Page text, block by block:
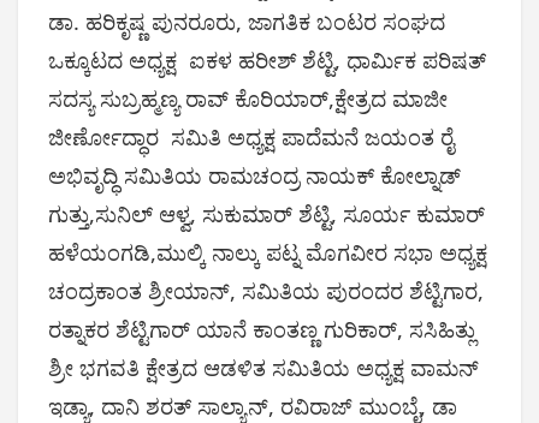
ಡಾ. ಹರಿಕೃಷ್ಣ ಪುನರೂರು, ಜಾಗತಿಕ ಬಂಟರ ಸಂಘದ
ಒಕ್ಕೂಟದ ಅಧ್ಯಕ್ಷ ಐಕಳ ಹರೀಶ್ ಶೆಟ್ಟಿ, ಧಾರ್ಮಿಕ ಪರಿಷತ್
ಸದಸ್ಯ ಸುಬ್ರಹ್ಮಣ್ಯ ರಾವ್ ಕೊರಿಯಾರ್,ಕ್ಷೇತ್ರದ ಮಾಜೀ
ಜೀರ್ಣೋದ್ಧಾರ ಸಮಿತಿ ಅಧ್ಯಕ್ಷ ಪಾದೆಮನೆ ಜಯಂತ ರೈ
ಅಭಿವೃದ್ಧಿ ಸಮಿತಿಯ ರಾಮಚಂದ್ರ ನಾಯಕ್ ಕೋಲ್ನಾಡ್
ಗುತ್ತು,ಸುನಿಲ್ ಆಳ್ವ, ಸುಕುಮಾರ್ ಶೆಟ್ಟಿ, ಸೂರ್ಯ ಕುಮಾರ್
ಹಳೆಯಂಗಡಿ,ಮುಲ್ಕಿ ನಾಲ್ಕು ಪಟ್ನ ಮೊಗವೀರ ಸಭಾ ಅಧ್ಯಕ್ಷ
ಚಂದ್ರಕಾಂತ ಶ್ರೀಯಾನ್, ಸಮಿತಿಯ ಪುರಂದರ ಶೆಟ್ಟಿಗಾರ,
ರತ್ನಾಕರ ಶೆಟ್ಟಿಗಾರ್ ಯಾನೆ ಕಾಂತಣ್ಣ ಗುರಿಕಾರ್, ಸಸಿಹಿತ್ಲು
ಶ್ರೀ ಭಗವತಿ ಕ್ಷೇತ್ರದ ಆಡಳಿತ ಸಮಿತಿಯ ಅಧ್ಯಕ್ಷ ವಾಮನ್
ಇಡ್ಯಾ, ದಾನಿ ಶರತ್ ಸಾಲ್ಯಾನ್, ರವಿರಾಜ್ ಮುಂಬೈ, ಡಾ